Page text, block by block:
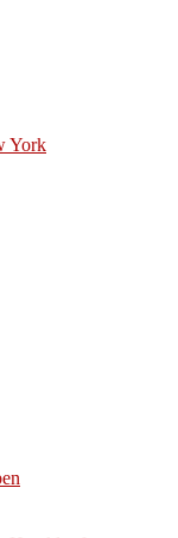
York